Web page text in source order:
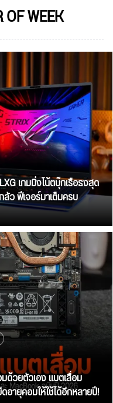
WEEK
เกมมิ่งโน้ตบุ๊กเรือธงสุด
ว ฟีเจอร์มาเต็มครบ
ด้วยตัวเอง แบตเสื่อม
อายุคอมให้ใช้ได้อีกหลายปี!